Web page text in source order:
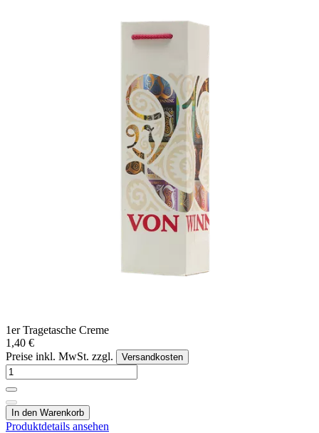
1er Tragetasche Creme
1,40 €
Preise inkl. MwSt. zzgl.
Versandkosten
In den Warenkorb
Produktdetails ansehen